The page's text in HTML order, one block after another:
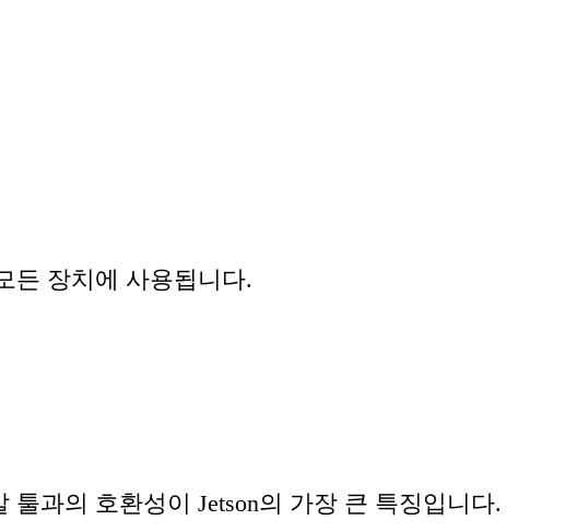
든 장치에 사용됩니다.
과의 호환성이 Jetson의 가장 큰 특징입니다.